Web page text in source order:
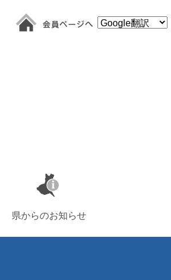
県からのお知らせ